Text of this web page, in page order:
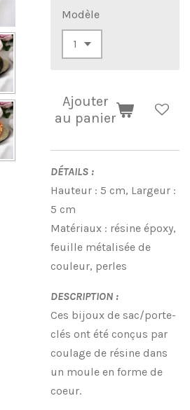
Modèle
Ajouter
au panier
DÉTAILS :
Hauteur : 5 cm, Largeur :
5 cm
Matériaux : résine époxy,
feuille métalisée de
couleur, perles
DESCRIPTION :
Ces bijoux de sac/porte-
clés ont été conçus par
coulage de résine dans
un moule en forme de
coeur.